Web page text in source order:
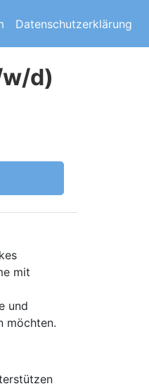
Datenschutzerklärung
d)
mit
und
möchten.